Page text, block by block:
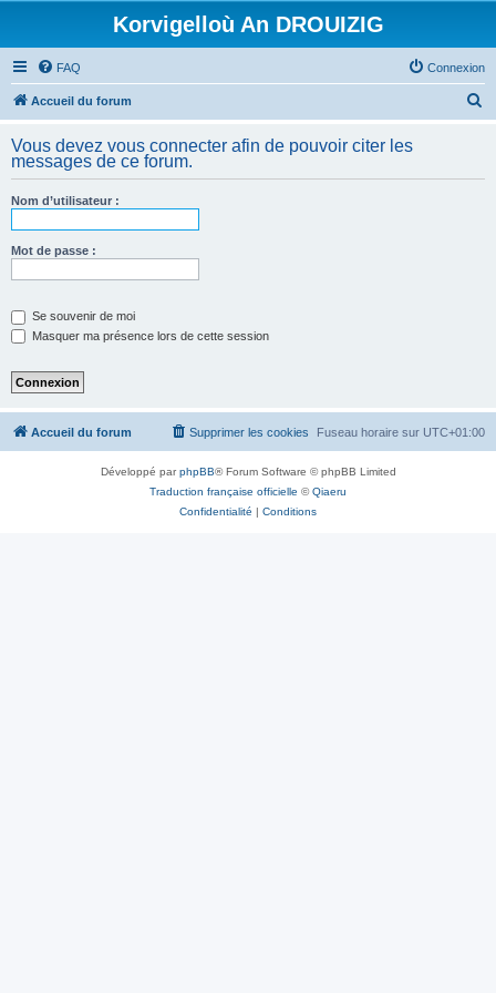
Korvigelloù An DROUIZIG
FAQ Connexion
Accueil du forum
h
Vous devez vous connecter afin de pouvoir citer les
messages de ce forum.
Nom d’utilisateur :
Mot de passe :
Se souvenir de moi
Masquer ma présence lors de cette session
Accueil du forum Fuseau horaire sur UTC+01:00
Supprimer les cookies
Développé parphpBB® Forum Software © phpBB Limited
Traduction française officielle ©Qiaeru
Confidentialité | Conditions